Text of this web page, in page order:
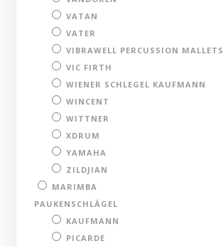
VATAN
VATER
VIBRAWELL PERCUSSION MALLETS
VIC FIRTH
WIENER SCHLEGEL KAUFMANN
WINCENT
WITTNER
XDRUM
YAMAHA
ZILDJIAN
MARIMBA
PAUKENSCHLÄGEL
KAUFMANN
PICARDE